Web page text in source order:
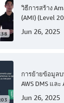
วิธีการสร้าง
(AMI) (Level
Jun 26, 2025
การย้ายข้อมูล
AWS DMS และ
Jun 26, 2025